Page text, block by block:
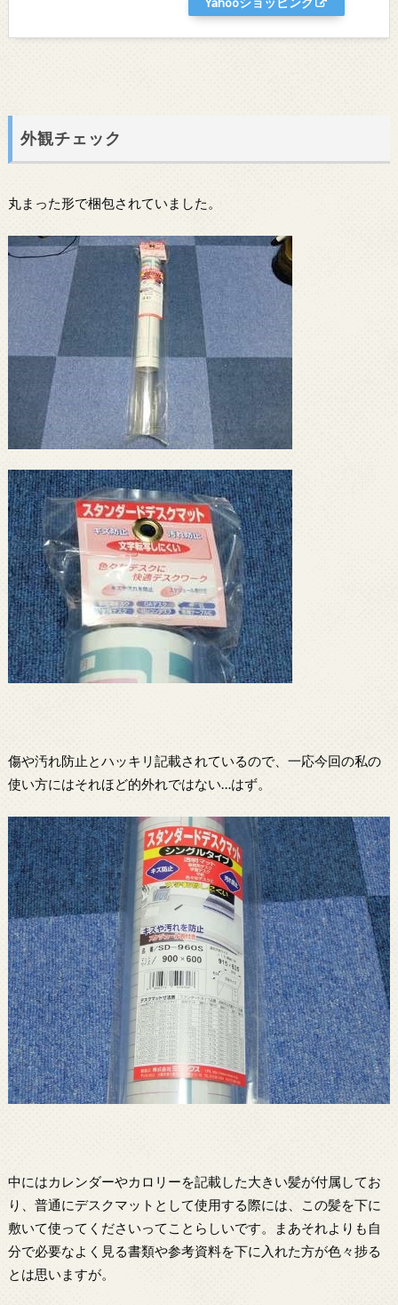
外観チェック
丸まった形で梱包されていました。
傷や汚れ防止とハッキリ記載されているので、一応今回の私の
使い方にはそれほど的外れではない…はず。
中にはカレンダーやカロリーを記載した大きい髪が付属してお
り、普通にデスクマットとして使用する際には、この髪を下に
敷いて使ってくださいってことらしいです。まあそれよりも自
分で必要なよく見る書類や参考資料を下に入れた方が色々捗る
とは思いますが。